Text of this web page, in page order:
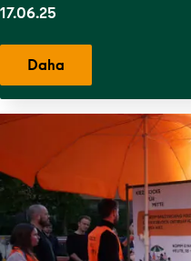
17.06.25
Daha